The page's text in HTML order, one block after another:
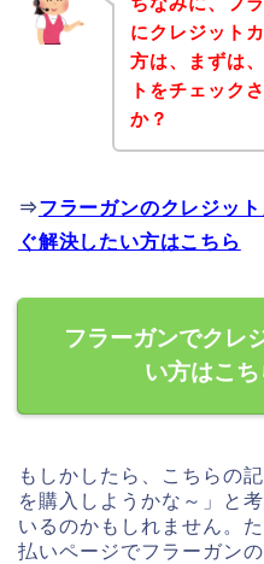
にクレジット
方は、まずは
トをチェック
か？
⇒フラーガンのクレジッ
ぐ解決したい方はこちら
フラーガンでクレ
い方はこ
もしかしたら、こちらの
を購入しようかな～」と
いるのかもしれません。
払いページでフラーガン